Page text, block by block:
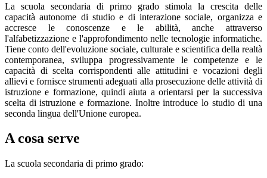
La scuola secondaria di primo grado stimola la crescita delle
capacità autonome di studio e di interazione sociale, organizza e
accresce le conoscenze e le abilità, anche attraverso
l'alfabetizzazione e l'approfondimento nelle tecnologie informatiche.
Tiene conto dell'evoluzione sociale, culturale e scientifica della realtà
contemporanea, sviluppa progressivamente le competenze e le
capacità di scelta corrispondenti alle attitudini e vocazioni degli
allievi e fornisce strumenti adeguati alla prosecuzione delle attività di
istruzione e formazione, quindi aiuta a orientarsi per la successiva
scelta di istruzione e formazione. Inoltre introduce lo studio di una
seconda lingua dell'Unione europea.
A cosa serve
La scuola secondaria di primo grado: